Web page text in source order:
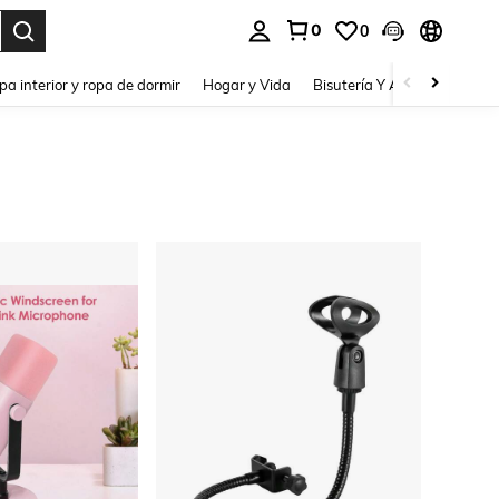
0 0
interior y ropa de dormir Hogar y Vida Bisutería Y Accesorios